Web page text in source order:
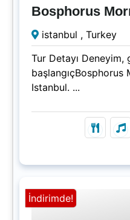
3.5 Saatler
Süresi Doldu!
Bosphorus
istanbul , Turkey
Tur Detayı
başlangıçBosphorus
Istanbul. ...
İndirimde!